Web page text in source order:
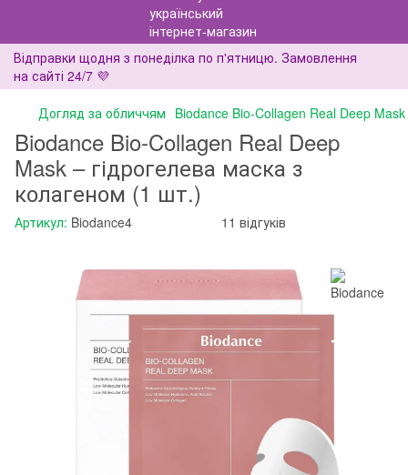
Відправки щодня з понеділка по п'ятницю. Замовлення
на сайті 24/7 💜
Догляд за обличчям Biodance Bio-Collagen Real Deep
Biodance Bio-Collagen Real Deep
Mask – гідрогелева маска з
колагеном (1 шт.)
Артикул: Biodance4 11 відгуків